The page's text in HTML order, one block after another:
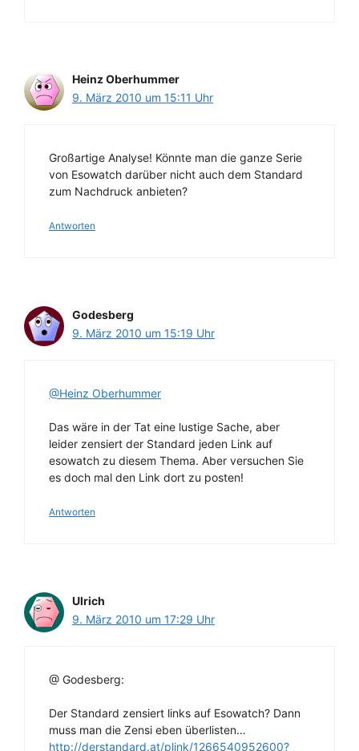
Heinz Oberhummer
9. März 2010 um 15:11 Uhr
Großartige Analyse! Könnte man die ganze Serie
von Esowatch darüber nicht auch dem Standard
zum Nachdruck anbieten?
Antworten
Godesberg
9. März 2010 um 15:19 Uhr
@Heinz Oberhummer
Das wäre in der Tat eine lustige Sache, aber
leider zensiert der Standard jeden Link auf
esowatch zu diesem Thema. Aber versuchen Sie
es doch mal den Link dort zu posten!
Antworten
Ulrich
9. März 2010 um 17:29 Uhr
@ Godesberg:
Der Standard zensiert links auf Esowatch? Dann
muss man die Zensi eben überlisten…
http://derstandard.at/plink/1266540952600?